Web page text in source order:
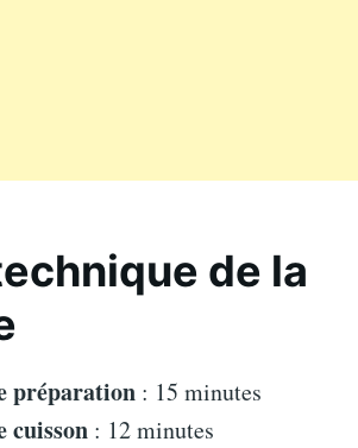
de la
préparation : 15 minutes
cuisson : 12 minutes